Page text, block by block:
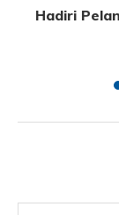
Hadiri